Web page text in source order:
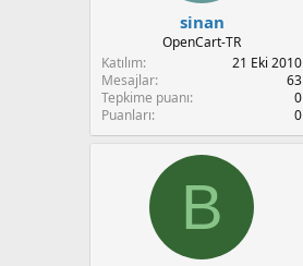
sinan
OpenCart-TR
Katılım
21 Eki 2010
Mesajlar
63
Tepkime puanı
0
Puanları
0
B